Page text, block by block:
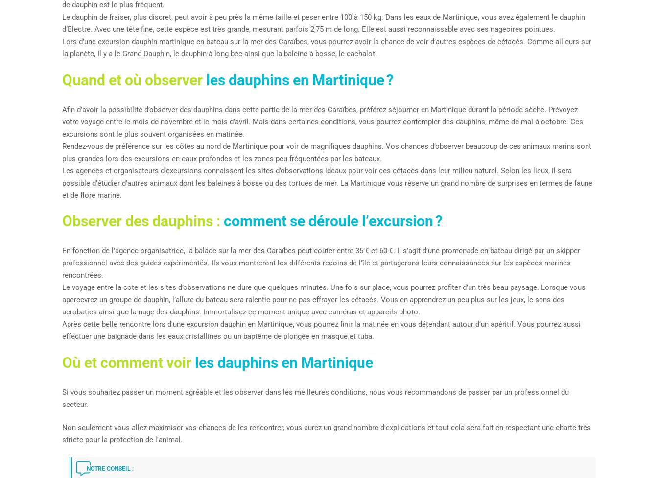
de dauphin est le plus fréquent.
Le dauphin de fraiser, plus discret, peut avoir à peu près la même taille et peser entre 100 à 150 kg. Dans les eaux de Martinique, vous avez également le dauphin
d’Électre. Avec une tête fine, cette espèce est très grande, mesurant parfois 2,75 m de long. Elle est aussi reconnaissable avec ses nageoires pointues.
Lors d’une excursion dauphin martinique en bateau sur la mer des Caraïbes, vous pourrez avoir la chance de voir d’autres espèces de cétacés. Comme ailleurs sur
la planète, Il y a le Grand Dauphin, le dauphin à long bec ainsi que la baleine à bosse, le cachalot.
Quand et où observer les dauphins en Martinique ?
Afin d’avoir la possibilité d’observer des dauphins dans cette partie de la mer des Caraïbes, préférez séjourner en Martinique durant la période sèche. Prévoyez
votre voyage entre le mois de novembre et le mois d’avril. Mais dans certaines conditions, vous pourrez contempler des dauphins, même de mai à octobre. Ces
excursions sont le plus souvent organisées en matinée.
Rendez-vous de préférence sur les côtes au nord de Martinique pour voir de magnifiques dauphins. Vos chances d’observer beaucoup de ces animaux marins sont
plus grandes lors des excursions en eaux profondes et les zones peu fréquentées par les bateaux.
Les agences et organisateurs d’excursions connaissent les sites d’observations idéaux pour voir ces cétacés dans leur milieu naturel. Selon les lieux, il sera
possible d’étudier d’autres animaux dont les baleines à bosse ou des tortues de mer. La Martinique vous réserve un grand nombre de surprises en termes de faune
et de flore marine.
Observer des dauphins : comment se déroule l’excursion ?
En fonction de l’agence organisatrice, la balade sur la mer des Caraïbes peut coûter entre 35 € et 60 €. Il s’agit d’une promenade en bateau dirigé par un skipper
professionnel avec des guides expérimentés. Ils vous montreront les différents recoins de l’île et partagerons leurs connaissances sur les espèces marines
rencontrées.
Le voyage entre la cote et les sites d’observations ne dure que quelques minutes. Une fois sur place, vous pourrez profiter d’un très beau paysage. Lorsque vous
apercevrez un groupe de dauphin, l’allure du bateau sera ralentie pour ne pas effrayer les cétacés. Vous en apprendrez un peu plus sur les jeux, le sens des
acrobaties ainsi que la nage des dauphins. Immortalisez ce moment unique avec caméras et appareils photo.
Après cette belle rencontre lors d'une excursion dauphin en Martinique, vous pourrez finir la matinée en vous détendant autour d’un apéritif. Vous pourrez aussi
effectuer une baignade dans les eaux cristallines ou un baptême de plongée en masque et tuba.
Où et comment voir les dauphins en Martinique
Si vous souhaitez passer un moment agréable et les observer dans les meilleures conditions, nous vous recommandons de passer par un professionnel du
secteur.
Non seulement vous allez maximiser vos chances de les rencontrer, vous aurez un grand nombre d'explications et tout cela sera fait en respectant une charte très
stricte pour la protection de l'animal.
NOTRE CONSEIL :